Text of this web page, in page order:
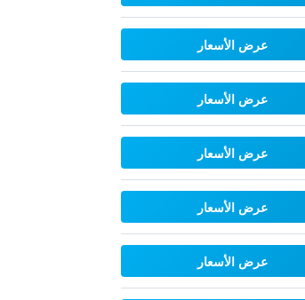
عرض الأسعار
عرض الأسعار
عرض الأسعار
عرض الأسعار
عرض الأسعار